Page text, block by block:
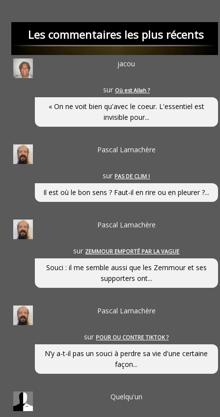
Les commentaires les plus récents
jacou
sur Où est Allah ?
« On ne voit bien qu'avec le coeur. L'essentiel est
invisible pour...
Pascal Lamachère
sur PAS DE CLIM !
Il est où le bon sens ? Faut-il en rire ou en pleurer ?...
Pascal Lamachère
sur ZEMMOUR EMPORTÉ PAR LA VAGUE
Souci : il me semble aussi que les Zemmour et ses
supporters ont...
Pascal Lamachère
sur POUR OU CONTRE TIKTOK ?
N’y a-t-il pas un souci à perdre sa vie d'une certaine
façon...
Quelqu'un